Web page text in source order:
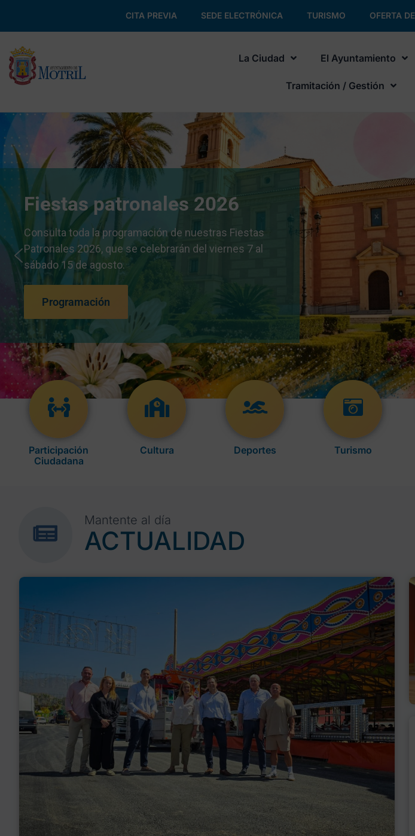
CITA PREVIA SEDE ELECTRÓNICA TURISMO OFERTA
La Ciudad El Ayuntamiento
Tramitación / Gestión
Alégrate el verano
Disfruta de las sesiones de cine de verano,
conciertos, actividades deportivas y mucho más. ¡No
te pierdas nada de lo que hemos preparado para ti!
Consulta la programación y participa en nuestras
actividades de verano pensadas para todas las
edades.
Programación
Participación
Ciudadana
Cultura Deportes Turismo
Mantente al día
ACTUALIDAD